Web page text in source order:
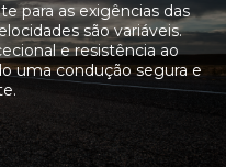
para as exigências das
são variáveis.
e resistência ao
uma condução segura e